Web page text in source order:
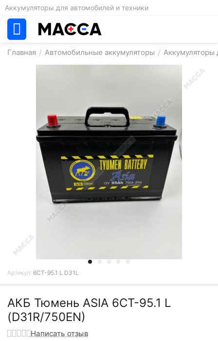
Аккумуляторы для автомобилей и техники
Главная / Автомобильные аккумуляторы / Аккумуляторы
Артикул: 6СТ-95.1 L D31L
АКБ Тюмень ASIA 6СТ-95.1 L
(D31R/750EN)
Написать отзыв